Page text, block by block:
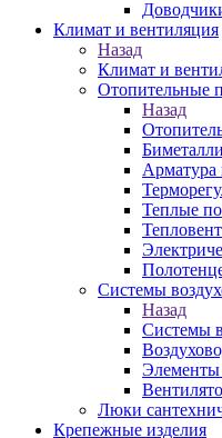
Климат и вентиляция
Назад
Климат и
Отопительные
Назад
Арматура
Теплые
Системы
Назад
Системы
Элементы
Люки
Крепежные изделия